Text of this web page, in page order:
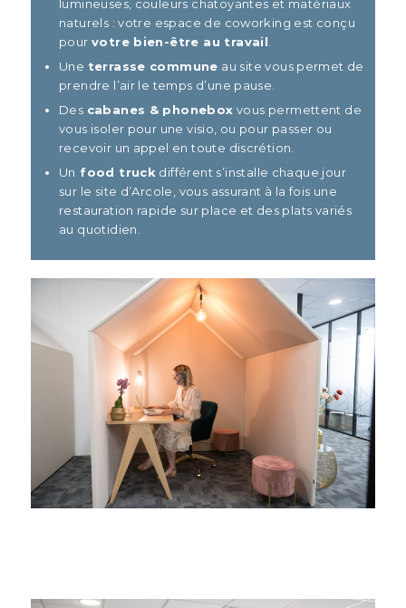
lumineuses, couleurs chatoyantes et matériaux
naturels : votre espace de coworking est conçu
pour votre bien-être au travail
Une terrasse commune au site vous permet de
prendre l’air le temps d’une pause.
Des cabanes & phonebox vous permettent de
vous isoler pour une visio, ou pour passer ou
recevoir un appel en toute discrétion.
Un food truck différent s’installe chaque jour
sur le site d’Arcole, vous assurant à la fois une
restauration rapide sur place et des plats variés
au quotidien.